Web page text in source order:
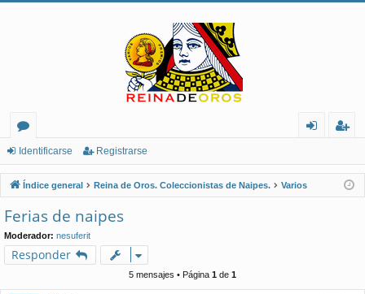
or
os
nt
ifi
ist
ra
Identificarse Registrarse
Índice general Reina de Oros. Coleccionistas de Naipes. Varios
Ferias de naipes
Moderador: nesuferit
Responder
5 mensajes • Página 1 de 1